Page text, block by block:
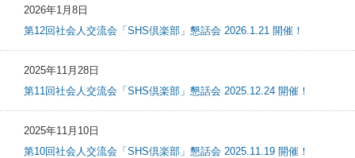
2026年1月8日
第12回社会人交流会「SHS倶楽部」懇話会 2026.1.21 開催！
2025年11月28日
第11回社会人交流会「SHS倶楽部」懇話会 2025.12.24 開催！
2025年11月10日
第10回社会人交流会「SHS倶楽部」懇話会 2025.11.19 開催！